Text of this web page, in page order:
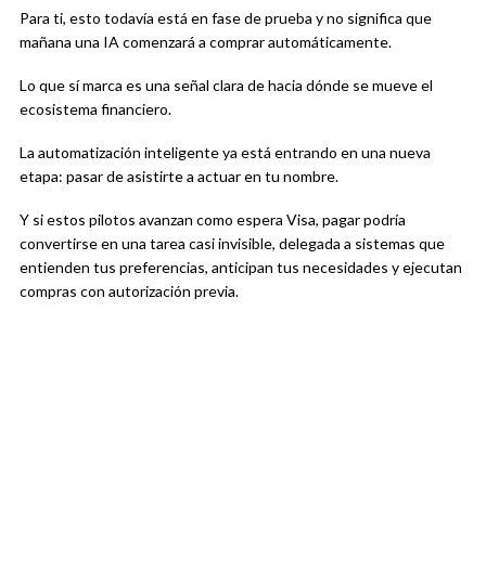
Para ti, esto todavía está en fase de prueba y no significa que
mañana una IA comenzará a comprar automáticamente.
Lo que sí marca es una señal clara de hacia dónde se mueve el
ecosistema financiero.
La automatización inteligente ya está entrando en una nueva
etapa: pasar de asistirte a actuar en tu nombre.
Y si estos pilotos avanzan como espera Visa, pagar podría
convertirse en una tarea casi invisible, delegada a sistemas que
entienden tus preferencias, anticipan tus necesidades y ejecutan
compras con autorización previa.